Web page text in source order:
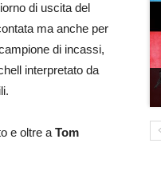
di uscita del
ma anche per
di incassi,
interpretato da
e oltre a Tom